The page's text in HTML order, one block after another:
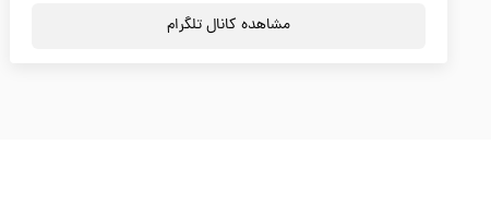
مشاهده کانال تلگرام